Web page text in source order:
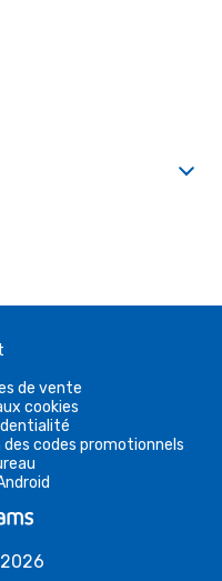
de vente
cookies
codes promotionnels